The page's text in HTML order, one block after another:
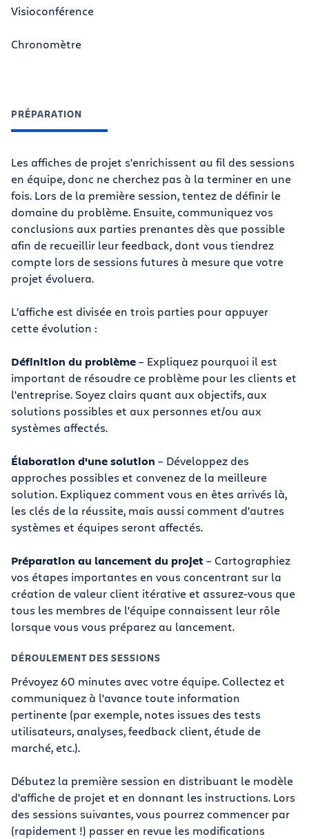
Visioconférence
Chronomètre
PRÉPARATION
Les affiches de projet s'enrichissent au fil des sessions
en équipe, donc ne cherchez pas à la terminer en une
fois. Lors de la première session, tentez de définir le
domaine du problème. Ensuite, communiquez vos
conclusions aux parties prenantes dès que possible
afin de recueillir leur feedback, dont vous tiendrez
compte lors de sessions futures à mesure que votre
projet évoluera.
L'affiche est divisée en trois parties pour appuyer
cette évolution :
Définition du problème– Expliquez pourquoi il est
important de résoudre ce problème pour les clients et
l'entreprise. Soyez clairs quant aux objectifs, aux
solutions possibles et aux personnes et/ou aux
systèmes affectés.
Élaboration d'une solution – Développez des
approches possibles et convenez de la meilleure
solution. Expliquez comment vous en êtes arrivés là,
les clés de la réussite, mais aussi comment d'autres
systèmes et équipes seront affectés.
Préparation au lancement du projet– Cartographiez
vos étapes importantes en vous concentrant sur la
création de valeur client itérative et assurez-vous que
tous les membres de l'équipe connaissent leur rôle
lorsque vous vous préparez au lancement.
DÉROULEMENT DES SESSIONS
Prévoyez 60 minutes avec votre équipe. Collectez et
communiquez à l'avance toute information
pertinente (par exemple, notes issues des tests
utilisateurs, analyses, feedback client, étude de
marché, etc.).
Débutez la première session en distribuant le modèle
d'affiche de projet et en donnant les instructions. Lors
des sessions suivantes, vous pourrez commencer par
(rapidement !) passer en revue les modifications